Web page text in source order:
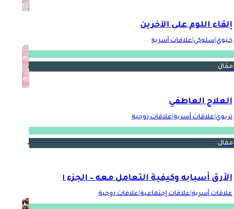
إلقاء اللوم على الآخرين
حيوي سلوكي علاقات أسرية
مقال
العلاج العاطفي
تربوي علاقات أسرية علاقات زوجية
مقال
الأرق أسبابه وكيفية التعامل معه – الجزء ١
علاقات أسرية علاقات إجتماعية علاقات زوجية